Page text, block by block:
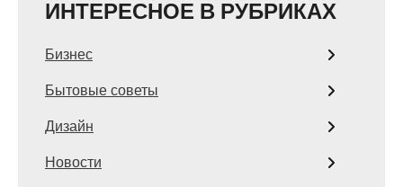
ИНТЕРЕСНОЕ В РУБРИКАХ
Бизнес
Бытовые советы
Дизайн
Новости